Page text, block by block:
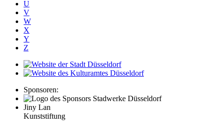
U
V
W
X
Y
Z
Sponsoren:
Jiny Lan
Kunststiftung